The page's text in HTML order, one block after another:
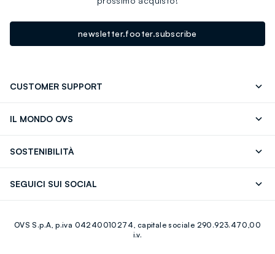
newsletter.footer.subscribe
CUSTOMER SUPPORT
IL MONDO OVS
Giftcard
SOSTENIBILITÀ
SEGUICI SUI SOCIAL
Youtube Linkedin
OVS S.p.A, p.iva 04240010274, capitale sociale 290.923.470,00
i.v.